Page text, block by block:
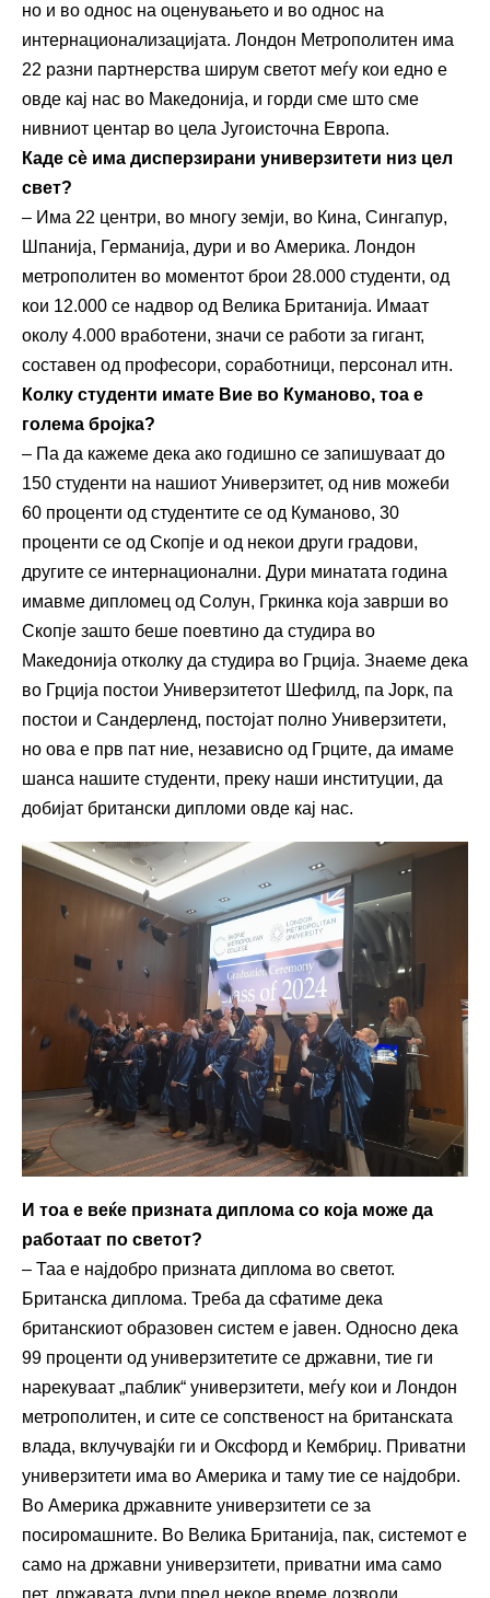
но и во однос на оценувањето и во однос на
интернационализацијата. Лондон Метрополитен има
22 разни партнерства ширум светот меѓу кои едно е
овде кај нас во Македонија, и горди сме што сме
нивниот центар во цела Југоисточна Европа.
Каде сѐ има дисперзирани универзитети низ цел
свет?
– Има 22 центри, во многу земји, во Кина, Сингапур,
Шпанија, Германија, дури и во Америка. Лондон
метрополитен во моментот брои 28.000 студенти, од
кои 12.000 се надвор од Велика Британија. Имаат
околу 4.000 вработени, значи се работи за гигант,
составен од професори, соработници, персонал итн.
Колку студенти имате Вие во Куманово, тоа е
голема бројка?
– Па да кажеме дека ако годишно се запишуваат до
150 студенти на нашиот Универзитет, од нив можеби
60 проценти од студентите се од Куманово, 30
проценти се од Скопје и од некои други градови,
другите се интернационални. Дури минатата година
имавме дипломец од Солун, Гркинка која заврши во
Скопје зашто беше поевтино да студира во
Македонија отколку да студира во Грција. Знаеме дека
во Грција постои Универзитетот Шефилд, па Јорк, па
постои и Сандерленд, постојат полно Универзитети,
но ова е прв пат ние, независно од Грците, да имаме
шанса нашите студенти, преку наши институции, да
добијат британски дипломи овде кај нас.
И тоа е веќе призната диплома со која може да
работаат по светот?
– Таа е најдобро призната диплома во светот.
Британска диплома. Треба да сфатиме дека
британскиот образовен систем е јавен. Односно дека
99 проценти од универзитетите се државни, тие ги
нарекуваат „паблик“ универзитети, меѓу кои и Лондон
метрополитен, и сите се сопственост на британската
влада, вклучувајќи ги и Оксфорд и Кембриџ. Приватни
универзитети има во Америка и таму тие се најдобри.
Во Америка државните универзитети се за
посиромашните. Во Велика Британија, пак, системот е
само на државни универзитети, приватни има само
пет, државата дури пред некое време дозволи